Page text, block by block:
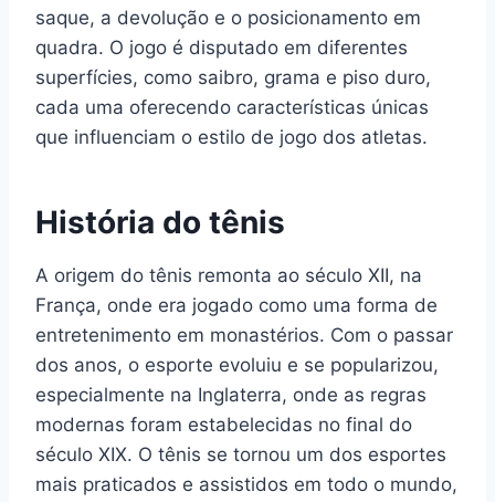
saque, a devolução e o posicionamento em
quadra. O jogo é disputado em diferentes
superfícies, como saibro, grama e piso duro,
cada uma oferecendo características únicas
que influenciam o estilo de jogo dos atletas.
História do tênis
A origem do tênis remonta ao século XII, na
França, onde era jogado como uma forma de
entretenimento em monastérios. Com o passar
dos anos, o esporte evoluiu e se popularizou,
especialmente na Inglaterra, onde as regras
modernas foram estabelecidas no final do
século XIX. O tênis se tornou um dos esportes
mais praticados e assistidos em todo o mundo,